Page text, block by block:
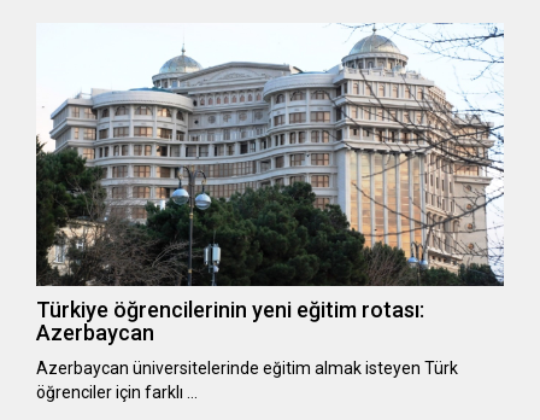
Türkiye öğrencilerinin yeni eğitim rotası:
Azerbaycan
Azerbaycan üniversitelerinde eğitim almak isteyen Türk
öğrenciler için farklı …